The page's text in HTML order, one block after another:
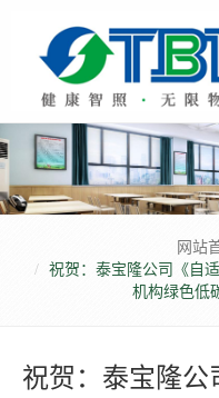
网站
祝贺：泰宝隆公司《自
机构绿色低
祝贺：泰宝隆公